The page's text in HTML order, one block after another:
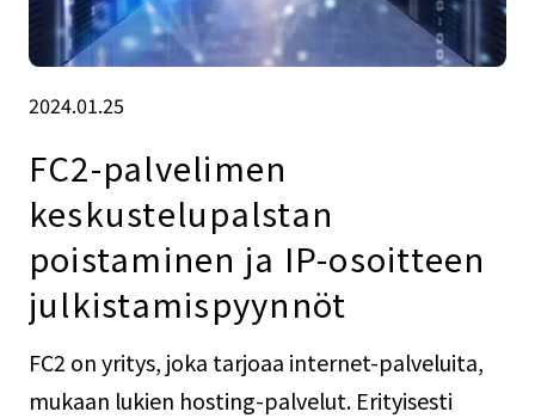
2024.01.25
FC2-palvelimen
keskustelupalstan
poistaminen ja IP-osoitteen
julkistamispyynnöt
FC2 on yritys, joka tarjoaa internet-palveluita,
mukaan lukien hosting-palvelut. Erityisesti